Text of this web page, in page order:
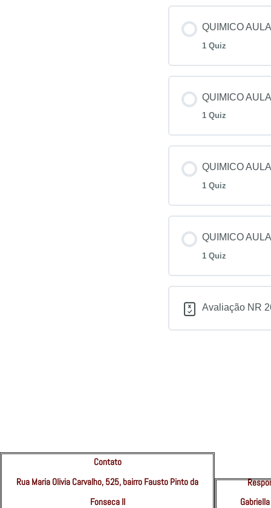
QUIMICO
1 Quiz
QUIMICO
1 Quiz
QUIMICO
1 Quiz
QUIMICO
1 Quiz
Avaliação NR
Contato
Rua Maria Olivia Carvalho, 525, bairro Fausto Pinto da
Fonseca II